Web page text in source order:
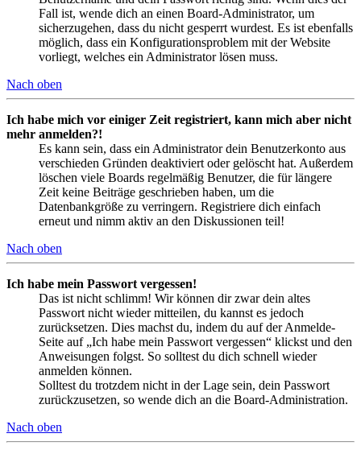
Fall ist, wende dich an einen Board-Administrator, um
sicherzugehen, dass du nicht gesperrt wurdest. Es ist ebenfalls
möglich, dass ein Konfigurationsproblem mit der Website
vorliegt, welches ein Administrator lösen muss.
Nach oben
Ich habe mich vor einiger Zeit registriert, kann mich aber nicht
mehr anmelden?!
Es kann sein, dass ein Administrator dein Benutzerkonto aus
verschieden Gründen deaktiviert oder gelöscht hat. Außerdem
löschen viele Boards regelmäßig Benutzer, die für längere
Zeit keine Beiträge geschrieben haben, um die
Datenbankgröße zu verringern. Registriere dich einfach
erneut und nimm aktiv an den Diskussionen teil!
Nach oben
Ich habe mein Passwort vergessen!
Das ist nicht schlimm! Wir können dir zwar dein altes
Passwort nicht wieder mitteilen, du kannst es jedoch
zurücksetzen. Dies machst du, indem du auf der Anmelde-
Seite auf „Ich habe mein Passwort vergessen“ klickst und den
Anweisungen folgst. So solltest du dich schnell wieder
anmelden können.
Solltest du trotzdem nicht in der Lage sein, dein Passwort
zurückzusetzen, so wende dich an die Board-Administration.
Nach oben